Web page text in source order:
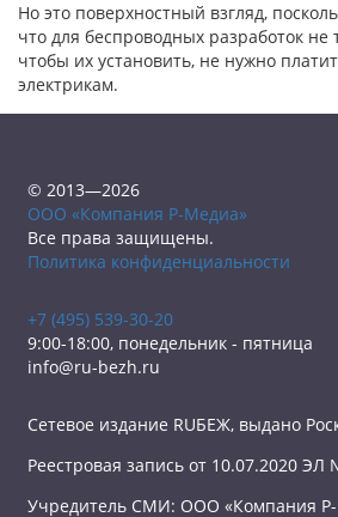
Но это поверхностный взгляд,
что для беспроводных разработок не
чтобы их установить, не нужно
электрикам.
© 2013—2026
ООО «Компания Р-Медиа»
Все права защищены.
Политика конфиденциальности
+7 (495) 539-30-20
9:00-18:00, понедельник - пятница
info@ru-bezh.ru
Сетевое издание RUБЕЖ, выдано
Реестровая запись от 10.07.2020
Учредитель СМИ: ООО «Компания